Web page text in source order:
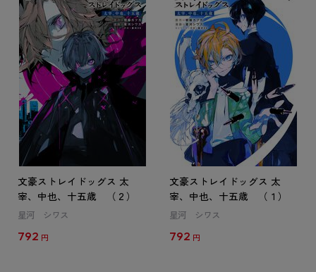
文豪ストレイドッグス 太
宰、中也、十五歳 （２）
星河 シワス
792 円
文豪ストレイドッグス 太
宰、中也、十五歳 （１）
星河 シワス
792 円